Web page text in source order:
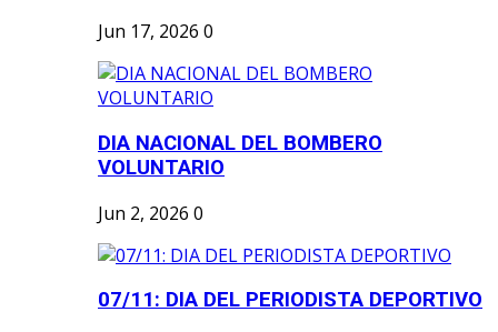
Jun 17, 2026 0
DIA NACIONAL DEL BOMBERO
VOLUNTARIO
Jun 2, 2026 0
07/11: DIA DEL PERIODISTA DEPORTIVO